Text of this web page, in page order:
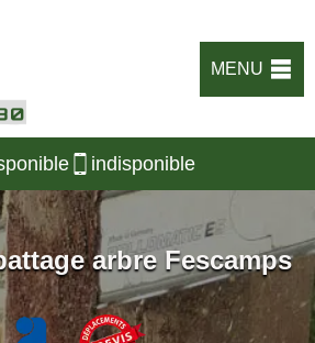
MENU
indisponible
arbre Fescamps